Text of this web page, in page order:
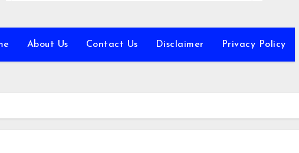
About Us Contact Us Disclaimer Privacy Policy